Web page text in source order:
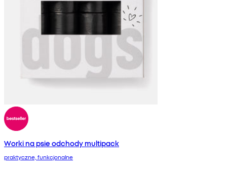
Worki na psie odchody multipack
praktyczne, funkcjonalne